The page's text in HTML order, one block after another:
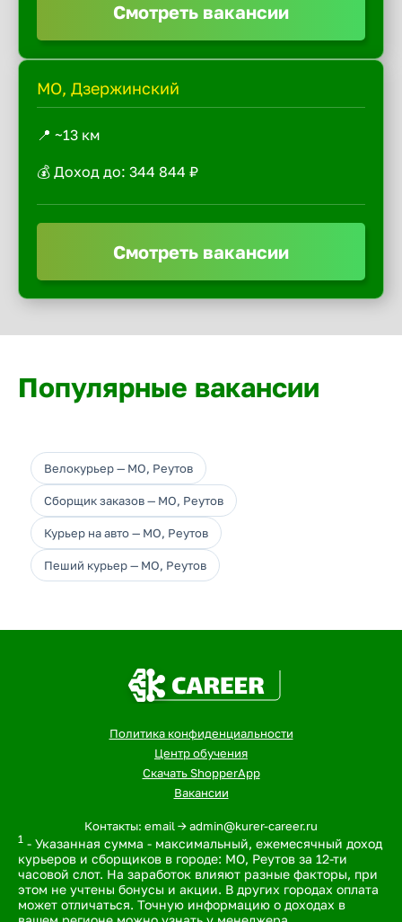
Смотреть вакансии
МО, Дзержинский
📍 ~13 км
💰 Доход до: 344 844 ₽
Смотреть вакансии
Популярные вакансии
Велокурьер — МО, Реутов
Сборщик заказов — МО, Реутов
Курьер на авто — МО, Реутов
Пеший курьер — МО, Реутов
Политика конфиденциальности
Центр обучения
Скачать ShopperApp
Вакансии
Контакты: email -> admin@kurer-career.ru
1 - Указанная сумма - максимальный, ежемесячный доход
курьеров и сборщиков в городе: МО, Реутов за 12-ти
часовой слот. На заработок влияют разные факторы, при
этом не учтены бонусы и акции. В других городах оплата
может отличаться. Точную информацию о доходах в